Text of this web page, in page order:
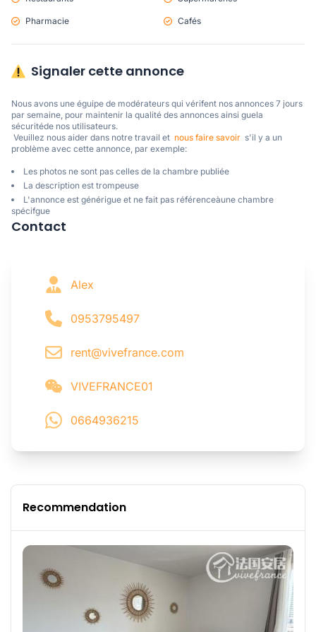
Pharmacie Cafés
Signaler cette annonce
Nous avons une éguipe de modérateurs qui vérifent nos annonces 7 jours
par semaine, pour maintenir la qualité des annonces ainsi guela
sécuritéde nos utilisateurs.
Veuillez nous aider dans notre travail et nous faire savoir
  s'il y a un
problème avec cette annonce, par exemple:
Les photos ne sont pas celles de la chambre publiée
La description est trompeuse
L'annonce est générigue et ne fait pas référenceàune chambre
spécifgue
Contact
Alex
0953795497
rent@vivefrance.com
VIVEFRANCE01
0664936215
Recommendation